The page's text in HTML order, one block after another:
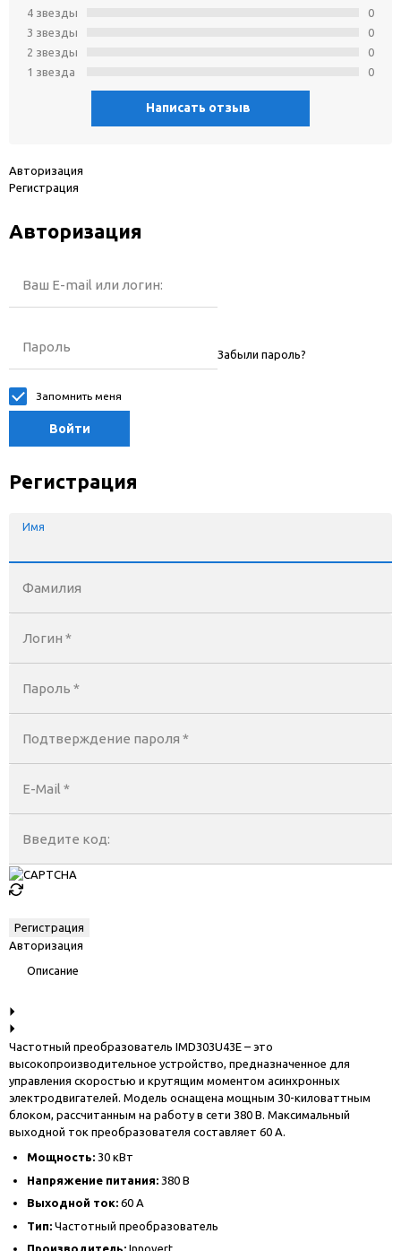
4 звeзды
3 звeзды
2 звeзды
1 звeзда
0
0
0
0
Написать отзыв
Авторизация
Регистрация
Авторизация
Ваш E-mail или логин:
Пароль Забыли пароль?
Запомнить меня
Войти
Регистрация
Имя
Фамилия
Логин *
Пароль *
Подтверждение пароля *
E-Mail *
Введите код:
Авторизация
Описание
Частотный преобразователь IMD303U43E – это
высокопроизводительное устройство, предназначенное для
управления скоростью и крутящим моментом асинхронных
электродвигателей. Модель оснащена мощным 30-киловаттным
блоком, рассчитанным на работу в сети 380 В. Максимальный
выходной ток преобразователя составляет 60 А.
Мощность: 30 кВт
Напряжение питания: 380 В
Выходной ток: 60 А
Тип: Частотный преобразователь